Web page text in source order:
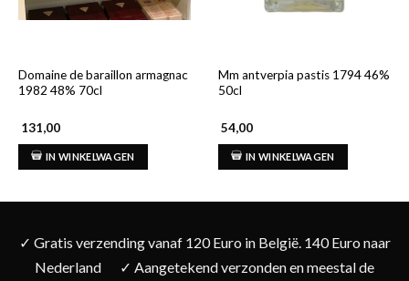
Domaine de baraillon armagnac
1982 48% 70cl
131,00
IN WINKELWAGEN
Mm antverpia pastis 1794 46%
50cl
54,00
IN WINKELWAGEN
✓ Gratis verzending vanaf 120 Euro in België. 140 Euro naar
Nederland
✓ Aangetekend verzonden en meestal de